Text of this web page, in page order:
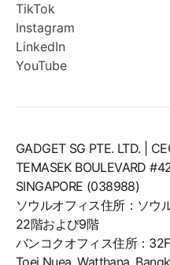
TikTok
Instagram
LinkedIn
YouTube
GADGET SG PTE. LTD. |
TEMASEK BOULEVARD
SINGAPORE (038988)
ソウルオフィス住所：ソウ
22階および9階
バンコクオフィス住所：